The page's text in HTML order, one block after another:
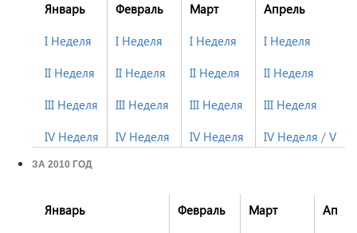
Январь
I Неделя
II Неделя
III Неделя
IV Неделя
Февраль
I Неделя
II Неделя
III Неделя
IV Неделя
Март
I Неделя
II Неделя
III Неделя
IV Неделя
Апрель
I Неделя
II Неделя
III Неделя
IV Неделя / V
ЗА 2010 ГОД
Январь
Февраль
Март